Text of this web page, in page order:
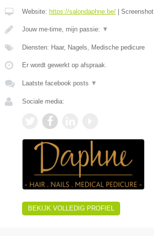
Website: https://salondaphne.be/ Screenshot
Jouw me-time, mijn passie: ▼
Diensten: Haar, Nagels, Medische pedicure
Er wordt gewerkt op afspraak.
Laatste facebook posts ▼
Sociale media:
BEKIJK VOLLEDIG PROFIEL